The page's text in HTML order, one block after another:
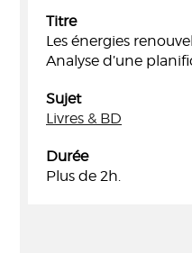
Titre
Les énergies
Analyse d’une
Sujet
Livres & BD
Durée
Plus de 2h.